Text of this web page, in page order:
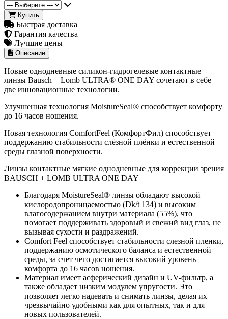
Купить
Быстрая доставка
Гарантия качества
Лучшие цены
Описание
Новые однодневные силикон-гидрогелевые контактные
линзы Bausch + Lomb ULTRA® ONE DAY сочетают в себе
две инновационные технологии.
Улучшенная технология MoistureSeal® способствует комфорту
до 16 часов ношения.
Новая технология ComfortFeel (КомфортФил) способствует
поддержанию стабильности слёзной плёнки и естественной
среды глазной поверхности.
Линзы контактные мягкие однодневные для коррекции зрения
BAUSCH + LOMB ULTRA ONE DAY
Благодаря MoistureSeal® линзы обладают высокой
кислородопроницаемостью (Dk/t 134) и высоким
влагосодержанием внутри материала (55%), что
помогает поддерживать здоровый и свежий вид глаз, не
вызывая сухости и раздражений.
Comfort Feel способствует стабильности слезной пленки,
поддержанию осмотического баланса и естественной
среды, за счет чего достигается высокий уровень
комфорта до 16 часов ношения.
Материал имеет асферический дизайн и UV-фильтр, а
также обладает низким модулем упругости. Это
позволяет легко надевать и снимать линзы, делая их
чрезвычайно удобными как для опытных, так и для
новых пользователей.